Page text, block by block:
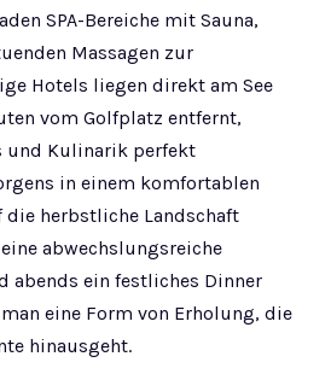
SPA-Bereiche mit Sauna,
Massagen zur
Hotels liegen direkt am See
vom Golfplatz entfernt,
und Kulinarik perfekt
in einem komfortablen
herbstliche Landschaft
abwechslungsreiche
abends ein festliches Dinner
eine Form von Erholung, die
hinausgeht.